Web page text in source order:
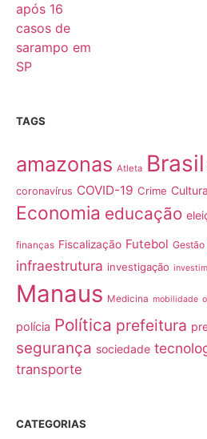
TAGS
amazonas Atleta Brasil
coronavírus COVID-19 Crime Cultura
Economia educação
finanças Fiscalização Futebol Gestão
infraestrutura investigação
Manaus Medicina mobilidade
polícia Política prefeitura
segurança sociedade
transporte
CATEGORIAS